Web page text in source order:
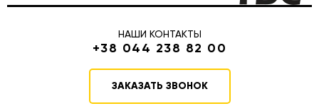
НАШИ КОНТАКТЫ
+38 044 238 82 00
ЗАКАЗАТЬ ЗВОНОК